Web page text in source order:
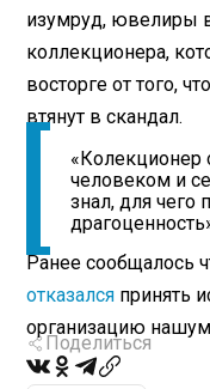
изумруд, ювелиры
коллекционера,
восторге от того,
втянут в скандал.
«Колекционер
человеком и
знал, для чего
Ранее сообщалось
отказался принять
организацию
Поделиться